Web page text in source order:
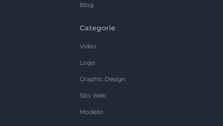
Blog
Categorie
Video
Logo
Graphic Design
Sito Web
Modello